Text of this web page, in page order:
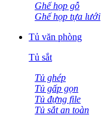
Ghế họp gỗ
Ghế họp tựa lưới
Tủ văn phòng
Tủ sắt
Tủ ghép
Tủ gấp gọn
Tủ đựng file
Tủ sắt an toàn